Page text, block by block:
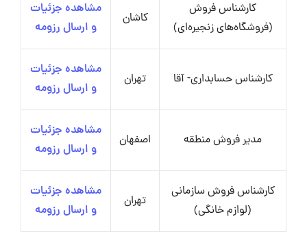
کارشناس فروش
(فروشگاه‌های زنجیره‌ای)
کاشان
مشاهده جزئیات
و ارسال رزومه
کارشناس حسابداری- آقا تهران
مشاهده جزئیات
و ارسال رزومه
مدیر فروش منطقه اصفهان
مشاهده جزئیات
و ارسال رزومه
کارشناس فروش سازمانی
(لوازم خانگی)
تهران
مشاهده جزئیات
و ارسال رزومه